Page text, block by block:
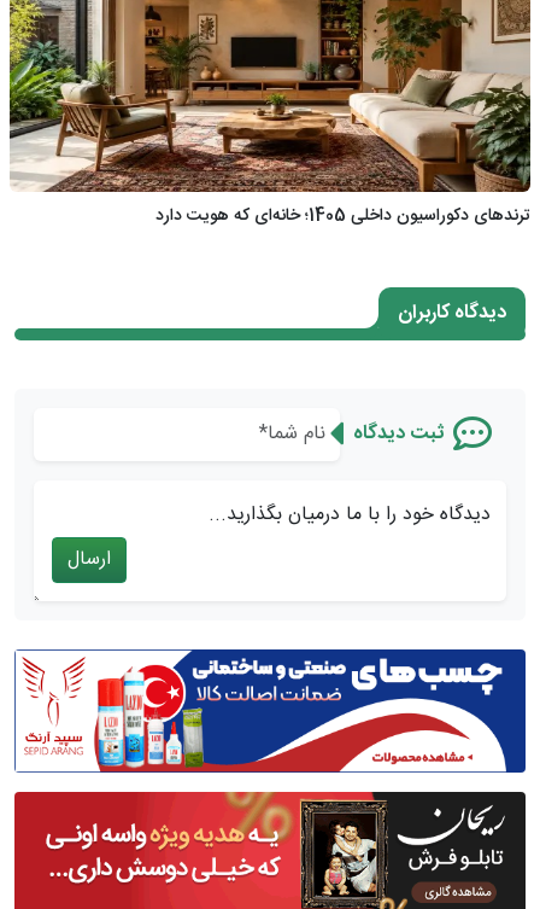
ترندهای دکوراسیون داخلی 1405؛ خانه‌ای که هویت دارد
دیدگاه کاربران
ثبت دیدگاه
دیدگاه خود را با ما درمیان بگذارید...
ارسال